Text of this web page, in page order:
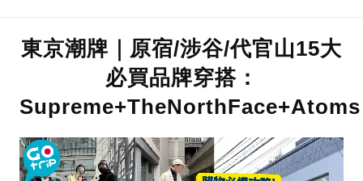
東京潮牌｜原宿/涉谷/代官山15大
必買品牌穿搭：
Supreme+TheNorthFace+Atoms